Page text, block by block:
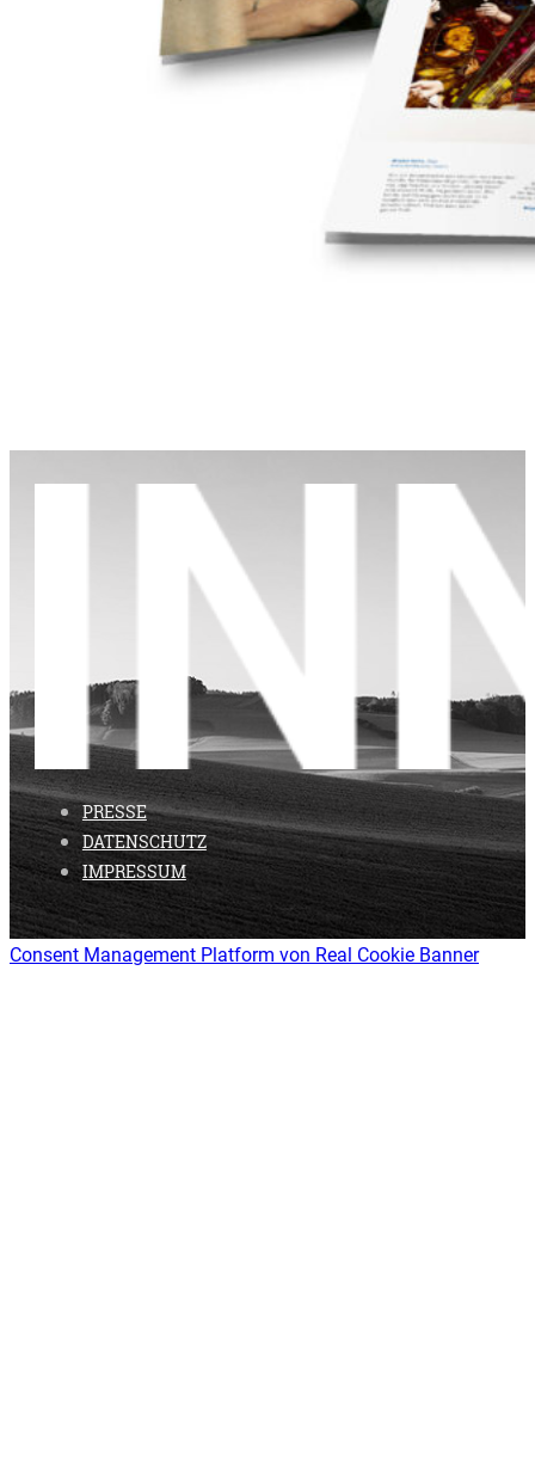
PRESSE
DATENSCHUTZ
IMPRESSUM
Consent Management Platform von Real Cookie Banner